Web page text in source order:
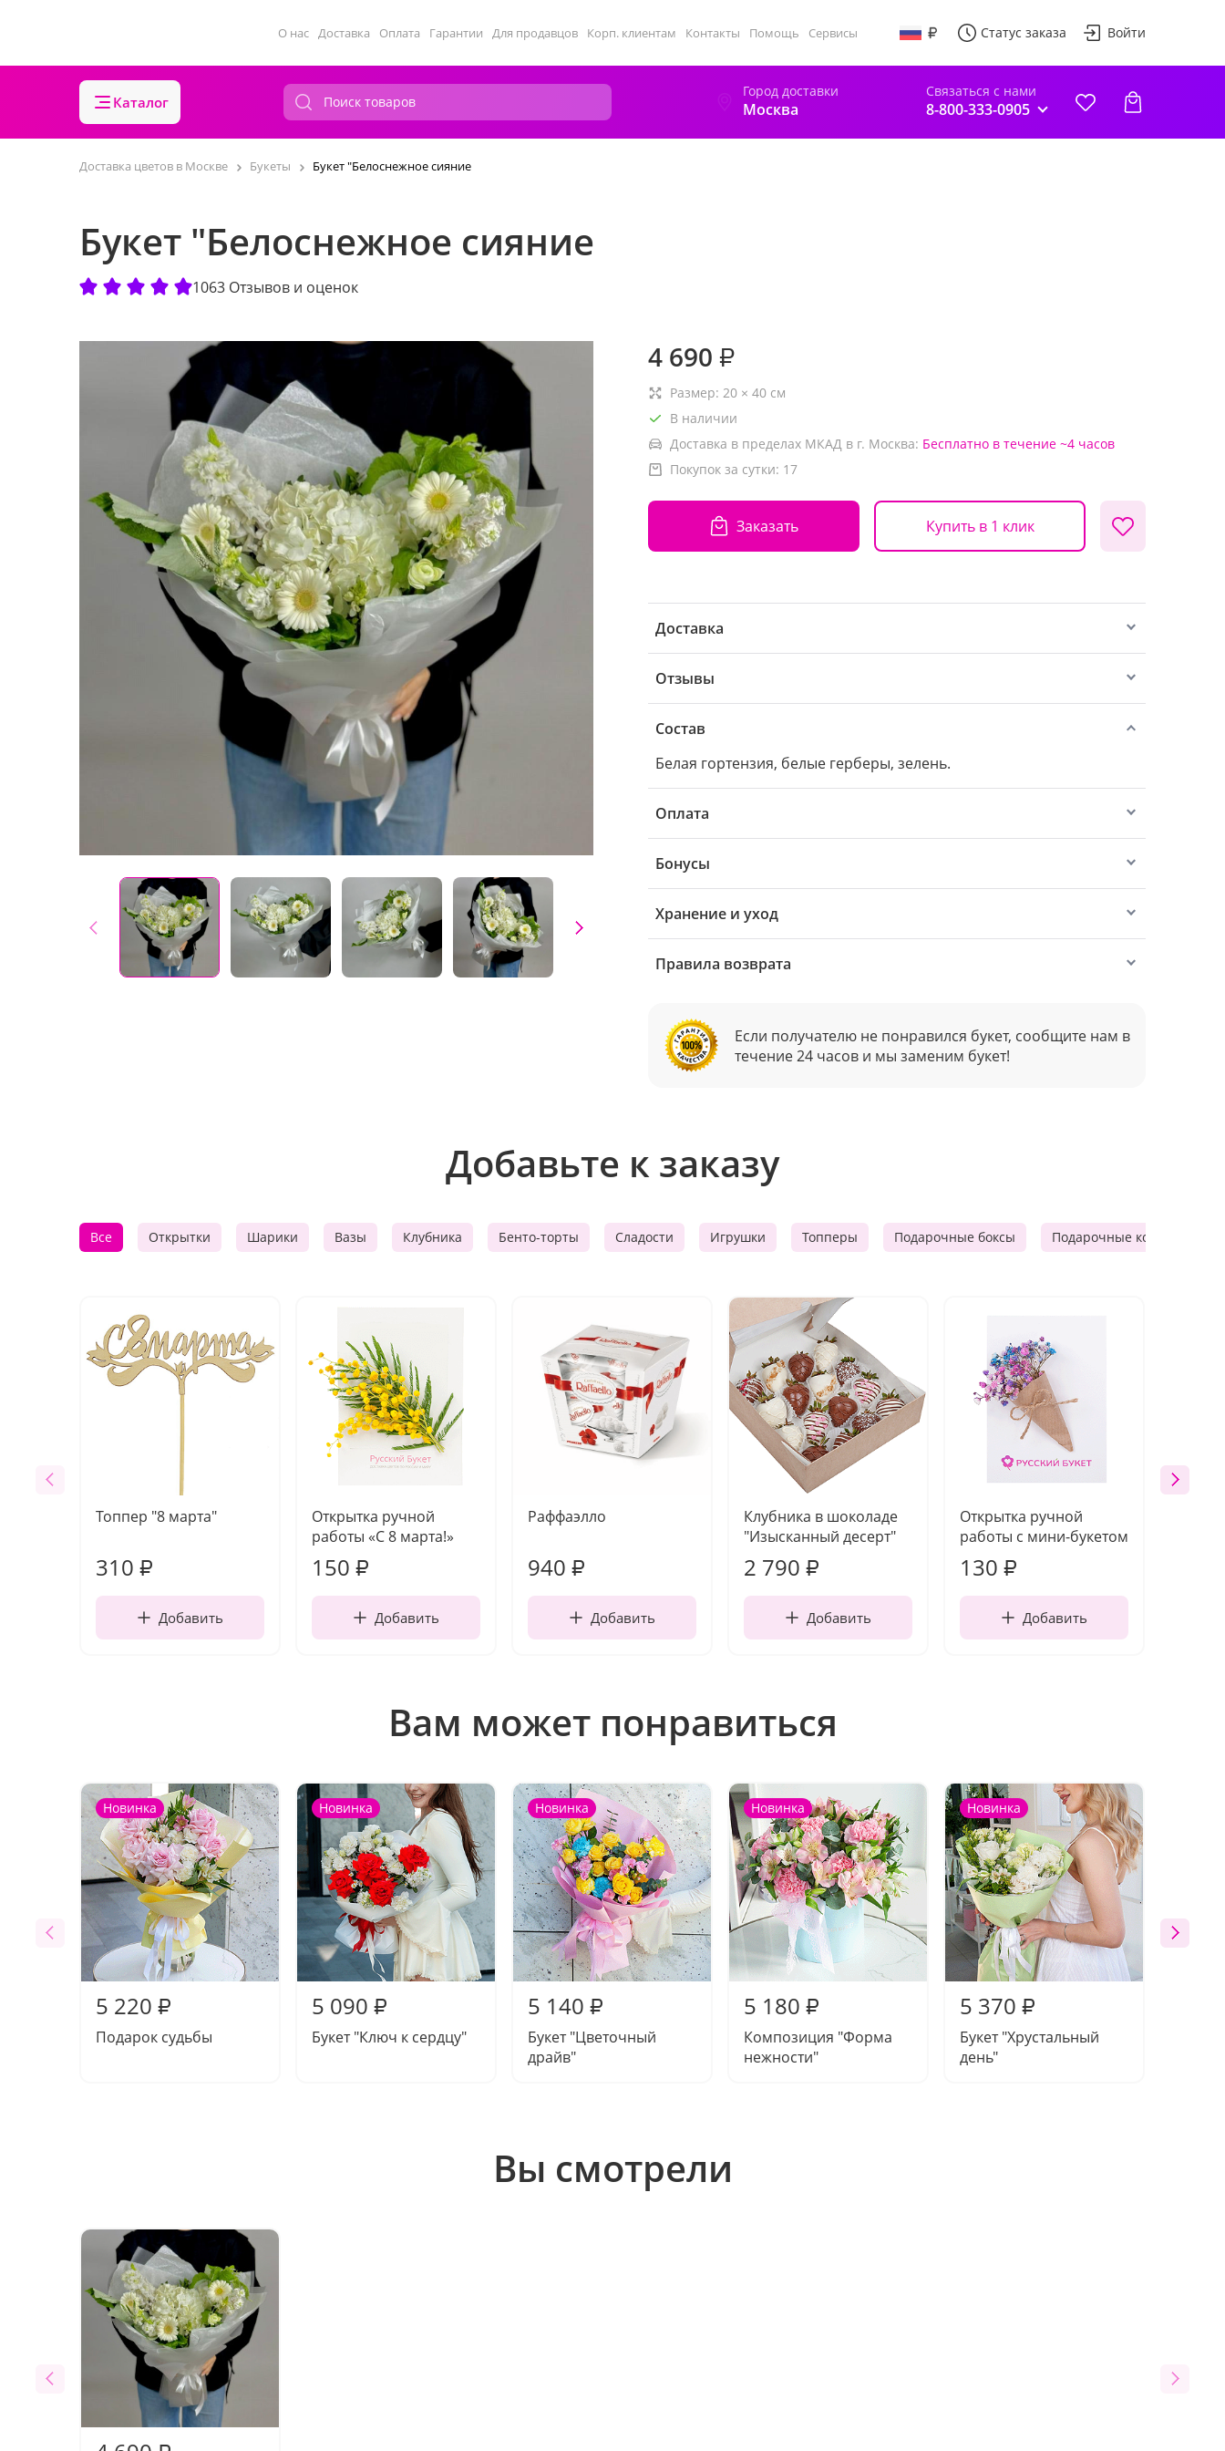
О нас Доставка Оплата Гарантии Для продавцов Корп. клиентам Контакты Помощь Сервисы Статус заказа Войти
Каталог
Город доставки
Москва
Связаться с нами
8-800-333-0905
Доставка цветов в Москве Букеты Букет "Белоснежное сияние
Букет "Белоснежное сияние
1063 Отзывов и оценок
4 690 ₽
Размер: 20 × 40 см
В наличии
Доставка в пределах МКАД в г. Москва: Бесплатно в течение ~4 часов
Покупок за сутки: 17
Заказать Купить в 1 клик
Доставка
Отзывы
Состав
Белая гортензия, белые герберы, зелень.
Оплата
Бонусы
Хранение и уход
Правила возврата
Если получателю не понравился букет, сообщите нам в
течение 24 часов и мы заменим букет!
Добавьте к заказу
Все Открытки Шарики Вазы Клубника Бенто-торты Сладости Игрушки Топперы Подарочные боксы Подарочные корзины
Топпер "8 марта"
310 ₽
Добавить
Открытка ручной
работы «С 8 марта!»
150 ₽
Добавить
Раффаэлло
940 ₽
Добавить
Клубника в шоколаде
"Изысканный десерт"
2 790 ₽
Добавить
Открытка ручной
работы с мини-букетом
130 ₽
Добавить
Вам может понравиться
Новинка
5 220 ₽
Подарок судьбы
Новинка
5 090 ₽
Букет "Ключ к сердцу"
Новинка
5 140 ₽
Букет "Цветочный
драйв"
Новинка
5 180 ₽
Композиция "Форма
нежности"
Новинка
5 370 ₽
Букет "Хрустальный
день"
Вы смотрели